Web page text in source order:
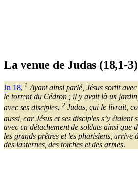
La venue de Judas (18,1-3)
Jn 18, 1 Ayant ainsi parlé, Jésus sortit
le torrent du Cédron ; il y avait là un
avec ses disciples. 2 Judas, qui le livrait,
aussi, car Jésus et ses disciples s’y étaient
avec un détachement de soldats ainsi que
les grands prêtres et les pharisiens, arrive
des lanternes, des torches et des armes.